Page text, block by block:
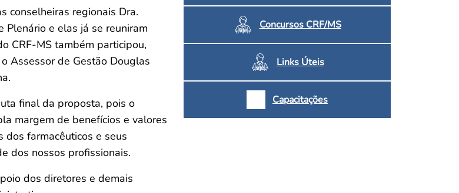
conselheiras regionais Dra.
Plenário e elas já se reuniram
CRF-MS também participou,
Assessor de Gestão Douglas
final da proposta, pois o
margem de benefícios e valores
dos farmacêuticos e seus
dos nossos profissionais.
dos diretores e demais
Concursos CRF/MS
Links Úteis
Capacitações